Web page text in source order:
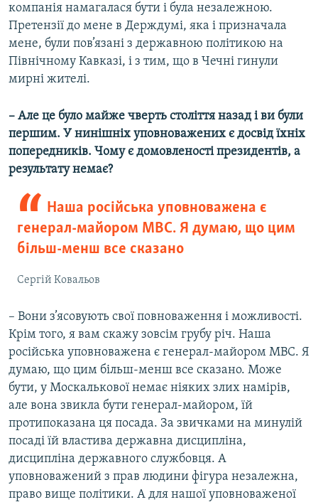
компанія намагалася бути і була незалежною.
Претензії до мене в Держдумі, яка і призначала
мене, були пов’язані з державною політикою на
Північному Кавказі, і з тим, що в Чечні гинули
мирні жителі.
– Але це було майже чверть століття назад і ви були
першим. У нинішніх уповноважених є досвід їхніх
попередників. Чому є домовленості президентів, а
результату немає?
Наша російська уповноважена є
генерал-майором МВС. Я думаю, що цим
більш-менш все сказано
Сергій Ковальов
– Вони з’ясовують свої повноваження і можливості.
Крім того, я вам скажу зовсім грубу річ. Наша
російська уповноважена є генерал-майором МВС. Я
думаю, що цим більш-менш все сказано. Може
бути, у Москалькової немає ніяких злих намірів,
але вона звикла бути генерал-майором, їй
протипоказана ця посада. За звичками на минулій
посаді їй властива державна дисципліна,
дисципліна державного службовця. А
уповноважений з прав людини фігура незалежна,
право вище політики. А для нашої уповноваженої